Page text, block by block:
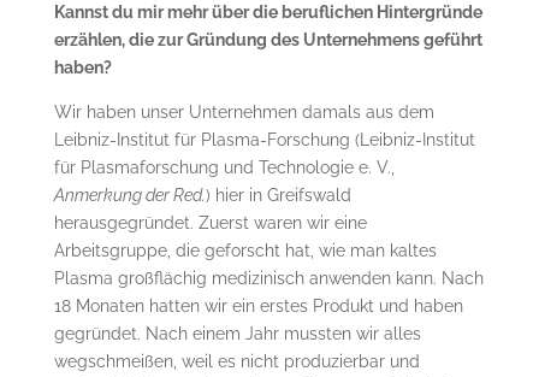
Kannst du mir mehr über die beruflichen Hintergründe
erzählen, die zur Gründung des Unternehmens geführt
haben?
Wir haben unser Unternehmen damals aus dem
Leibniz-Institut für Plasma-Forschung (Leibniz-Institut
für Plasmaforschung und Technologie e. V.,
Anmerkung der Red.) hier in Greifswald
herausgegründet. Zuerst waren wir eine
Arbeitsgruppe, die geforscht hat, wie man kaltes
Plasma großflächig medizinisch anwenden kann. Nach
18 Monaten hatten wir ein erstes Produkt und haben
gegründet. Nach einem Jahr mussten wir alles
wegschmeißen, weil es nicht produzierbar und